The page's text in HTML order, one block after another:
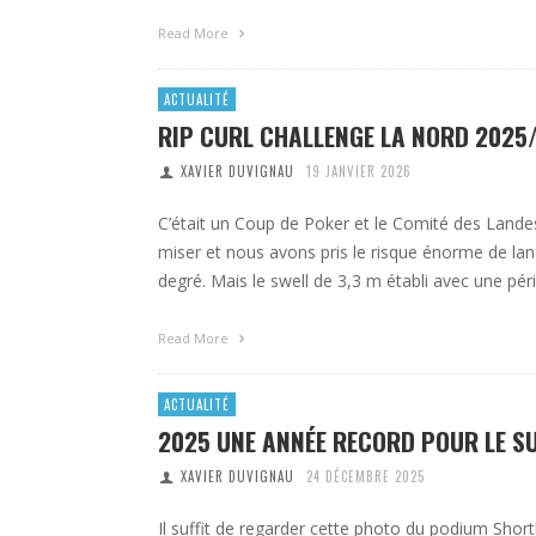
Read More
ACTUALITÉ
RIP CURL CHALLENGE LA NORD
XAVIER DUVIGNAU 19 JANVIER 2026
C’était un Coup de Poker et le Comité des
miser et nous avons pris le risque énorme de
degré. Mais le swell de 3,3 m établi avec une
Read More
ACTUALITÉ
2025 UNE ANNÉE RECORD POUR LE
XAVIER DUVIGNAU 24 DÉCEMBRE 2025
Il suffit de regarder cette photo du podium